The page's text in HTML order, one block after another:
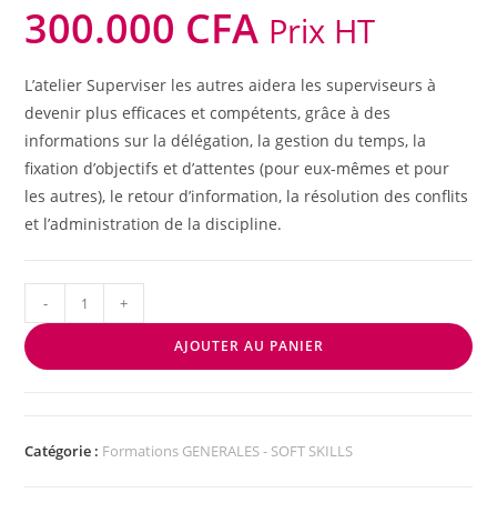
300.000 CFA Prix HT
L’atelier Superviser les autres aidera les superviseurs à
devenir plus efficaces et compétents, grâce à des
informations sur la délégation, la gestion du temps, la
fixation d’objectifs et d’attentes (pour eux-mêmes et pour
les autres), le retour d’information, la résolution des conflits
et l’administration de la discipline.
- +
AJOUTER AU PANIER
Catégorie : Formations GENERALES - SOFT SKILLS